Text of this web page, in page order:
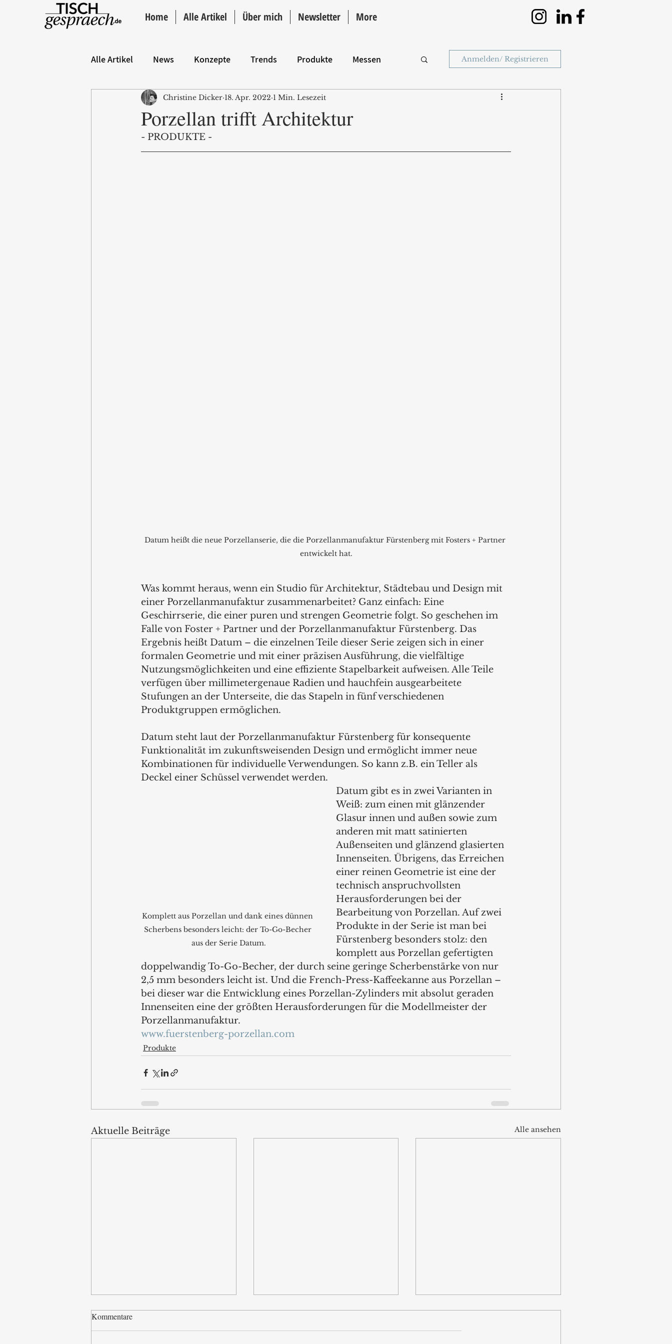
Home Alle Artikel Über mich Newsletter More
Alle Artikel News Konzepte Trends Produkte Messen
Hintergrund ANZEIGE Intro
Anmelden/ Registrieren
Porzellan trifft Architektur
Christine Dicker 18. Apr. 2022 1 Min. Lesezeit
- PRODUKTE -
Datum heißt die neue Porzellanserie, die die Porzellanmanufaktur Fürstenberg mit Fosters + Partner
entwickelt hat.
Was kommt heraus, wenn ein Studio für Architektur, Städtebau und Design mit
einer Porzellanmanufaktur zusammenarbeitet? Ganz einfach: Eine
Geschirrserie, die einer puren und strengen Geometrie folgt. So geschehen im
Falle von Foster + Partner und der Porzellanmanufaktur Fürstenberg. Das
Ergebnis heißt Datum – die einzelnen Teile dieser Serie zeigen sich in einer
formalen Geometrie und mit einer präzisen Ausführung, die vielfältige
Nutzungsmöglichkeiten und eine effiziente Stapelbarkeit aufweisen. Alle Teile
verfügen über millimetergenaue Radien und hauchfein ausgearbeitete
Stufungen an der Unterseite, die das Stapeln in fünf verschiedenen
Produktgruppen ermöglichen.
Datum steht laut der Porzellanmanufaktur Fürstenberg für konsequente
Funktionalität im zukunftsweisenden Design und ermöglicht immer neue
Kombinationen für individuelle Verwendungen. So kann z.B. ein Teller als
Deckel einer Schüssel verwendet werden.
Komplett aus Porzellan und dank eines dünnen
Scherbens besonders leicht: der To-Go-Becher
aus der Serie Datum.
Datum gibt es in zwei Varianten in
Weiß: zum einen mit glänzender
Glasur innen und außen sowie zum
anderen mit matt satinierten
Außenseiten und glänzend glasierten
Innenseiten. Übrigens, das Erreichen
einer reinen Geometrie ist eine der
technisch anspruchvollsten
Herausforderungen bei der
Bearbeitung von Porzellan. Auf zwei
Produkte in der Serie ist man bei
Fürstenberg besonders stolz: den
komplett aus Porzellan gefertigten
doppelwandig To-Go-Becher, der durch seine geringe Scherbenstärke von nur
2,5 mm besonders leicht ist. Und die French-Press-Kaffeekanne aus Porzellan –
bei dieser war die Entwicklung eines Porzellan-Zylinders mit absolut geraden
Innenseiten eine der größten Herausforderungen für die Modellmeister der
Porzellanmanufaktur.
www.fuerstenberg-porzellan.com
Produkte
Aktuelle Beiträge Alle ansehen
Kommentare